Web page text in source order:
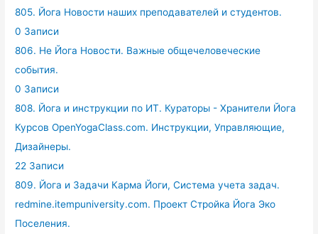
805. Йога Новости наших преподавателей и студентов.
0 Записи
806. Не Йога Новости. Важные общечеловеческие
события.
0 Записи
808. Йога и инструкции по ИТ. Кураторы - Хранители Йога
Курсов OpenYogaClass.com. Инструкции, Управляющие,
Дизайнеры.
22 Записи
809. Йога и Задачи Карма Йоги, Система учета задач.
redmine.itempuniversity.com. Проект Стройка Йога Эко
Поселения.